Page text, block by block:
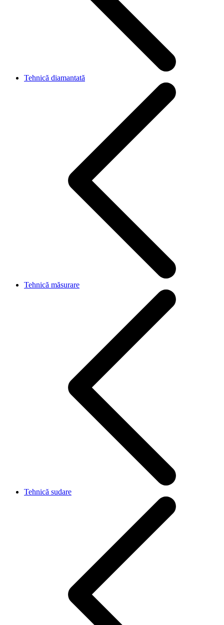
Tehnică diamantată
Tehnică măsurare
Tehnică sudare